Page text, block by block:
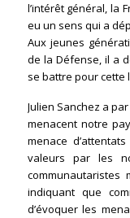
l’intérêt général, la
eu un sens qui a
Aux jeunes
de la Défense, il a
se battre pour cette
Julien Sanchez a
menacent notre
menace
valeurs par les
communautaristes
indiquant que
d’évoquer les